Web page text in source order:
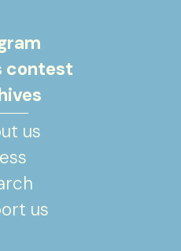
contest
us
us